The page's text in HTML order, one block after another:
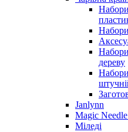
дереву
Janlynn
Magic
Міледі